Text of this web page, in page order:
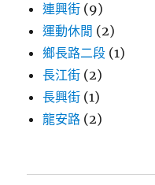
連興街 (9)
運動休閒 (2)
鄉長路二段 (1)
長江街 (2)
長興街 (1)
龍安路 (2)